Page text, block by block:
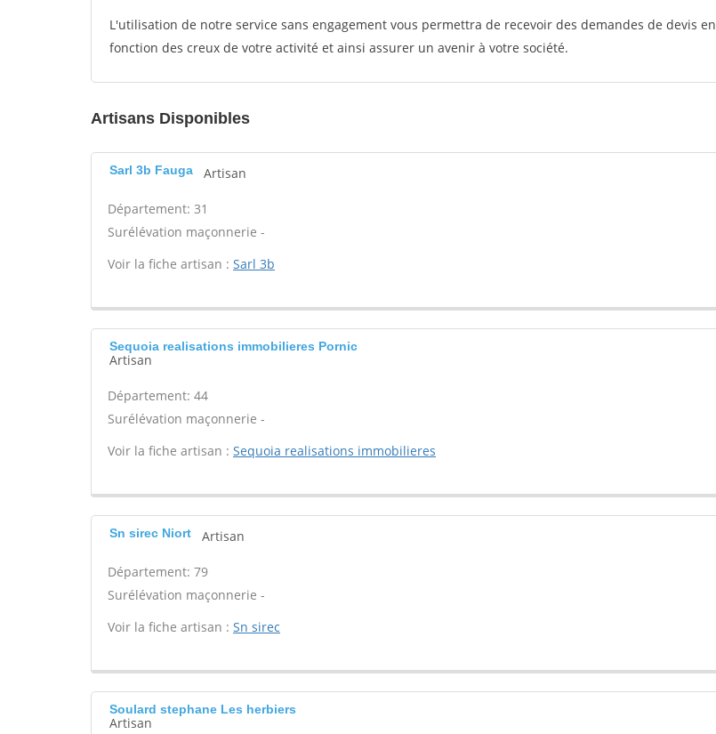
L'utilisation de notre service sans engagement vous permettra de recevoir des demandes de devis en
fonction des creux de votre activité et ainsi assurer un avenir à votre société.
Artisans Disponibles
Sarl 3b Fauga Artisan
Département: 31
Surélévation maçonnerie -
Voir la fiche artisan : Sarl 3b
Sequoia realisations immobilieres Pornic
Artisan
Département: 44
Surélévation maçonnerie -
Voir la fiche artisan : Sequoia realisations immobilieres
Sn sirec Niort Artisan
Département: 79
Surélévation maçonnerie -
Voir la fiche artisan : Sn sirec
Soulard stephane Les herbiers
Artisan